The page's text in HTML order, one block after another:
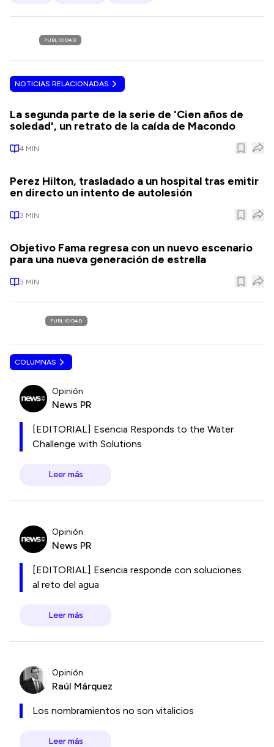
PUBLICIDAD
NOTICIAS RELACIONADAS
La segunda parte de la serie de 'Cien años de
soledad', un retrato de la caída de Macondo
4 MIN
Perez Hilton, trasladado a un hospital tras emitir
en directo un intento de autolesión
3 MIN
Objetivo Fama regresa con un nuevo escenario
para una nueva generación de estrella
3 MIN
PUBLICIDAD
COLUMNAS
Opinión
News PR
[EDITORIAL] Esencia Responds to the Water
Challenge with Solutions
Leer más
Opinión
News PR
[EDITORIAL] Esencia responde con soluciones
al reto del agua
Leer más
Opinión
Raúl Márquez
Los nombramientos no son vitalicios
Leer más